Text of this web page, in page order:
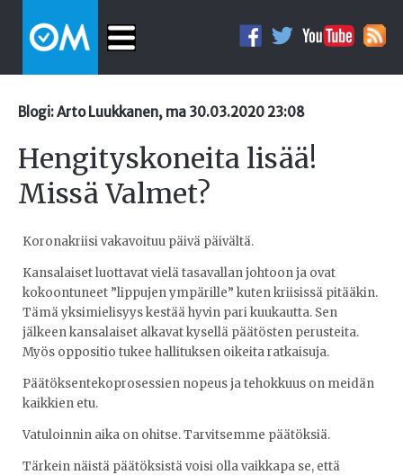
Blogi: Arto Luukkanen, ma 30.03.2020 23:08
Hengityskoneita lisää!
Missä Valmet?
Koronakriisi vakavoituu päivä päivältä.
Kansalaiset luottavat vielä tasavallan johtoon ja ovat
kokoontuneet ”lippujen ympärille” kuten kriisissä pitääkin.
Tämä yksimielisyys kestää hyvin pari kuukautta. Sen
jälkeen kansalaiset alkavat kysellä päätösten perusteita.
Myös oppositio tukee hallituksen oikeita ratkaisuja.
Päätöksentekoprosessien nopeus ja tehokkuus on meidän
kaikkien etu.
Vatuloinnin aika on ohitse. Tarvitsemme päätöksiä.
Tärkein näistä päätöksistä voisi olla vaikkapa se, että